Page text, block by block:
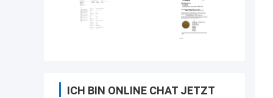
ICH BIN ONLINE CHAT JETZT